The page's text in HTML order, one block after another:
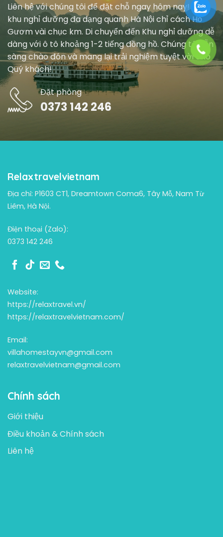
Liên hệ với chúng tôi để đặt chỗ ngay hôm nay! Các
khu nghỉ dưỡng đa dạng quanh Hà Nội chỉ cách Hồ
Gươm vài chục km. Di chuyển đến Khu nghỉ dưỡng dễ
dàng với ô tô khoảng 1-2 tiếng đồng hồ. Chúng tôi sẵn
sàng chào đón và mang lại trải nghiệm tuyệt vời cho
Quý khách!
Đặt phòng
0373 142 246
Relaxtravelvietnam
Địa chỉ: P1603 CT1, Dreamtown Coma6, Tây Mỗ, Nam Từ
Liêm, Hà Nội.
Điện thoại (Zalo):
0373 142 246
Website:
https://relaxtravel.vn/
https://relaxtravelvietnam.com/
Email:
villahomestayvn@gmail.com
relaxtravelvietnam@gmail.com
Chính sách
Giới thiệu
Điều khoản & Chính sách
Liên hệ